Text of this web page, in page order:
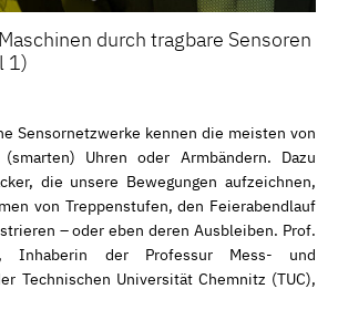
durch tragbare Sensoren
1)
Sensornetzwerke kennen die meisten von
Uhren oder Armbändern. Dazu
die unsere Bewegungen aufzeichnen,
von Treppenstufen, den Feierabendlauf
– oder eben deren Ausbleiben. Prof.
Inhaberin der Professur Mess- und
Technischen Universität Chemnitz (TUC),